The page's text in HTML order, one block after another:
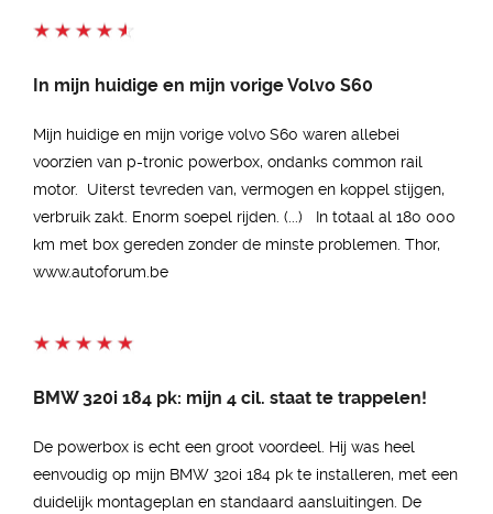
In mijn huidige en mijn vorige Volvo S60
Mijn huidige en mijn vorige volvo S60 waren allebei
voorzien van p-tronic powerbox, ondanks common rail
motor. Uiterst tevreden van, vermogen en koppel stijgen,
verbruik zakt. Enorm soepel rijden. (...) In totaal al 180 000
km met box gereden zonder de minste problemen. Thor,
www.autoforum.be
BMW 320i 184 pk: mijn 4 cil. staat te trappelen!
De powerbox is echt een groot voordeel. Hij was heel
eenvoudig op mijn BMW 320i 184 pk te installeren, met een
duidelijk montageplan en standaard aansluitingen. De